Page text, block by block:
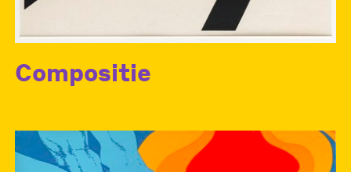
Compositie